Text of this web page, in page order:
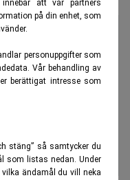
att vår partners
på din enhet, som
personuppgifter som
Vår behandling av
berättigat intresse som
stäng” så samtycker du
som listas nedan. Under
vilka ändamål du vill neka